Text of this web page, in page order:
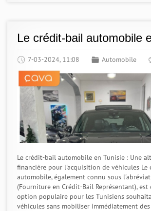
Le crédit-bail automobile
7-03-2024, 11:08 Automobile
Le crédit-bail automobile en Tunisie : Une
financière pour l'acquisition de véhicules Le
automobile, également connu sous
(Fourniture en Crédit-Bail Représentant), est
option populaire pour les Tunisiens
véhicules sans mobiliser immédiatement